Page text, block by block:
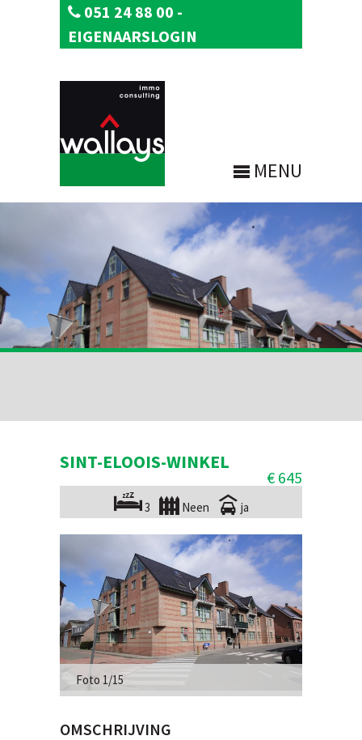
051 24 88 00 -
EIGENAARSLOGIN
MENU
SINT-ELOOIS-WINKEL
€ 645
3 Neen ja
Foto 1/15
OMSCHRIJVING